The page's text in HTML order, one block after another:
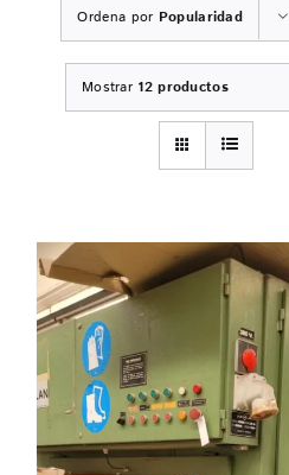
Ordena por Popularidad
Mostrar 12 productos